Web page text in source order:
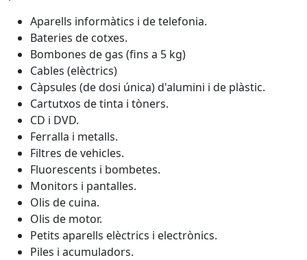
Aparells informàtics i de telefonia.
Bateries de cotxes.
Bombones de gas (fins a 5 kg)
Cables (elèctrics)
Càpsules (de dosi única) d'alumini i de plàstic.
Cartutxos de tinta i tòners.
CD i DVD.
Ferralla i metalls.
Filtres de vehicles.
Fluorescents i bombetes.
Monitors i pantalles.
Olis de cuina.
Olis de motor.
Petits aparells elèctrics i electrònics.
Piles i acumuladors.